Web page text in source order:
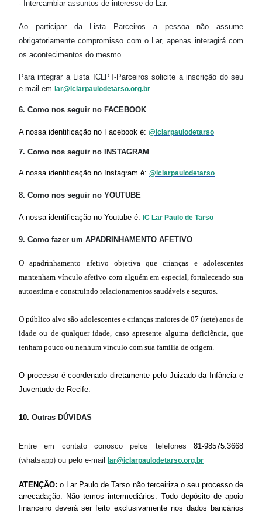
- Intercambiar assuntos de interesse do Lar.
Ao participar da Lista Parceiros a pessoa não assume
obrigatoriamente compromisso com o Lar, apenas interagirá com
os acontecimentos do mesmo.
Para integrar a Lista ICLPT-Parceiros solicite a inscrição do seu
e-mail em lar@iclarpaulodetarso.org.br
6. Como nos seguir no FACEBOOK
A nossa identificação no Facebook é: @iclarpaulodetarso
7. Como nos seguir no INSTAGRAM
A nossa identificação no Instagram é: @iclarpaulodetarso
8. Como nos seguir no YOUTUBE
A nossa identificação no Youtube é: IC Lar Paulo de Tarso
9. Como fazer um APADRINHAMENTO AFETIVO
O apadrinhamento afetivo objetiva que crianças e adolescentes
mantenham vínculo afetivo com alguém em especial, fortalecendo sua
autoestima e construindo relacionamentos saudáveis e seguros.
O público alvo são adolescentes e crianças maiores de 07 (sete) anos de
idade ou de qualquer idade, caso apresente alguma deficiência, que
tenham pouco ou nenhum vínculo com sua família de origem.
O processo é coordenado diretamente pelo Juizado da Infância e
Juventude de Recife.
10. Outras DÚVIDAS
Entre em contato conosco pelos telefones 81-98575.3668
(whatsapp) ou pelo e-mail lar@iclarpaulodetarso.org.br
ATENÇÃO: o Lar Paulo de Tarso não terceiriza o seu processo de
arrecadação. Não temos intermediários. Todo depósito de apoio
financeiro deverá ser feito exclusivamente nos dados bancários